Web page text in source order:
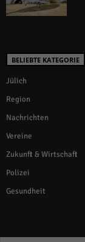
BELIEBTE KATEGORIE
Jülich
Region
Nachrichten
Vereine
Zukunft & Wirtschaft
Polizei
Gesundheit